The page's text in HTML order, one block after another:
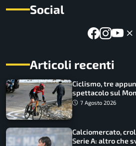
Social
Articoli recenti
Ciclismo, tre
spettacolo sul
come vederli
7 Agosto 2026
Calciomercato,
Serie A: altro che